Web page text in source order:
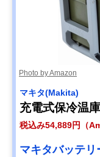
Photo by Amazon
マキタ(Makita)
充電式保冷温
税込み54,889円（
マキタバッテ